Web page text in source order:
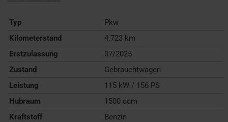
Typ
Pkw
Kilometerstand
4.723 km
Erstzulassung
07/2025
Zustand
Gebrauchtwagen
Leistung
115 kW / 156 PS
Hubraum
1500 ccm
Kraftstoff
Benzin